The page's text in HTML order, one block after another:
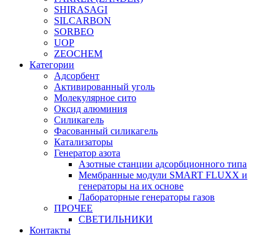
SHIRASAGI
SILCARBON
SORBEO
UOP
ZEOCHEM
Категории
Адсорбент
Активированный уголь
Молекулярное сито
Оксид алюминия
Силикагель
Фасованный силикагель
Катализаторы
Генератор азота
Азотные станции адсорбционного типа
Мембранные модули SMART FLUXX и
генераторы на их основе
Лабораторные генераторы газов
ПРОЧЕЕ
СВЕТИЛЬНИКИ
Контакты